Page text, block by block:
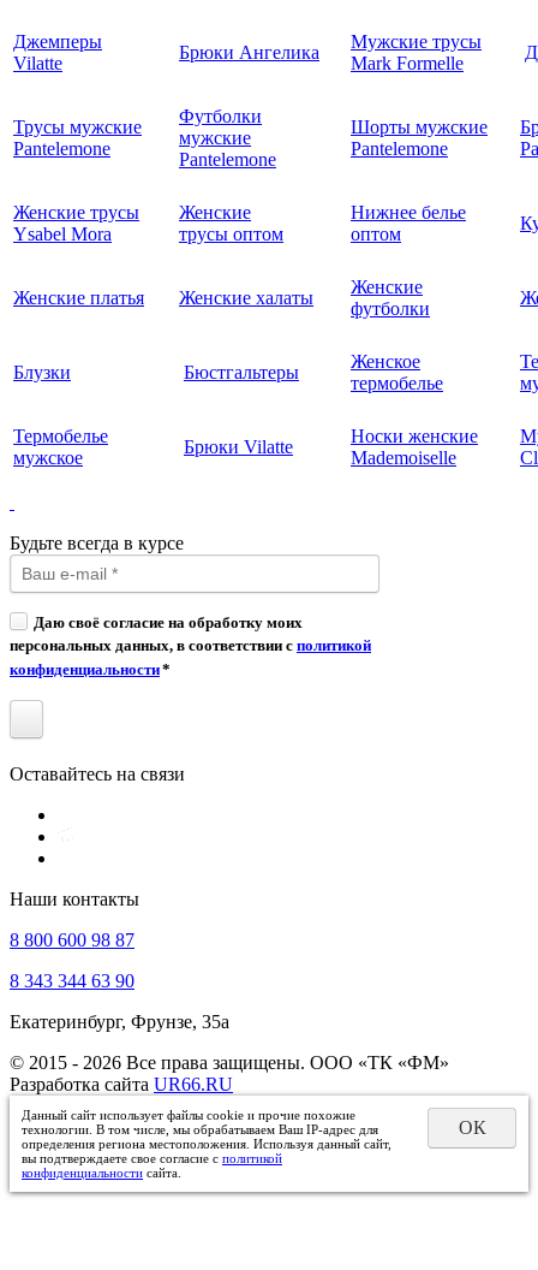
Джемперы
Vilatte
Брюки Ангелика
Мужские трусы
Mark Formelle
Трусы мужские
Pantelemone
Футболки
мужские
Pantelemone
Шорты мужские
Pantelemone
Женские трусы
Ysabel Mora
Женские
трусы оптом
Нижнее белье
оптом
Женские платья Женские халаты
Женские
футболки
Блузки Бюстгальтеры
Женское
термобелье
Термобелье
мужское
Брюки Vilatte
Носки женские
Mademoiselle
Будьте всегда в курсе
Даю своё согласие на обработку моих
персональных данных, в соответствии с политикой
конфиденциальности*
Оставайтесь на связи
Наши контакты
8 800 600 98 87
8 343 344 63 90
Екатеринбург, Фрунзе, 35а
© 2015 - 2026 Все права защищены. ООО «ТК «ФМ»
Разработка сайта UR66.RU
Данный сайт использует файлы cookie и прочие похожие
технологии. В том числе, мы обрабатываем Ваш IP-адрес для
определения региона местоположения. Используя данный сайт,
вы подтверждаете свое согласие с политикой
конфиденциальности сайта.
ОК